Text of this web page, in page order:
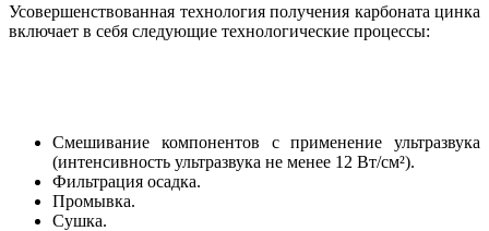
Усовершенствованная технология получения карбоната цинка
включает в себя следующие технологические процессы:
Смешивание компонентов с применение ультразвука
(интенсивность ультразвука не менее 12 Вт/см²).
Фильтрация осадка.
Промывка.
Сушка.